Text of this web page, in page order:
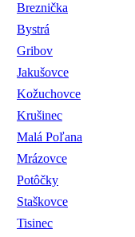
Breznička
Bystrá
Gribov
Jakušovce
Kožuchovce
Krušinec
Malá Poľana
Mrázovce
Potôčky
Staškovce
Tisinec